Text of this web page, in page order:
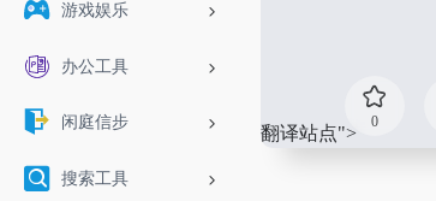
游戏娱乐
办公工具
闲庭信步
搜索工具
翻译站点">
0